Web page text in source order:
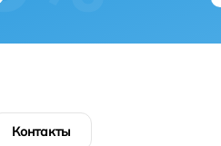
Контакты